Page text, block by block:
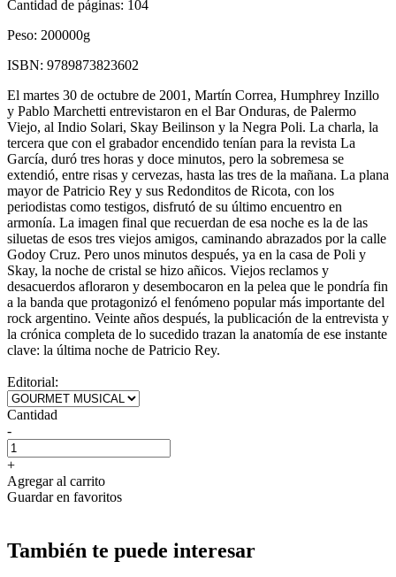
Cantidad de páginas: 104
Peso: 200000g
ISBN: 9789873823602
El martes 30 de octubre de 2001, Martín Correa, Humphrey Inzillo
y Pablo Marchetti entrevistaron en el Bar Onduras, de Palermo
Viejo, al Indio Solari, Skay Beilinson y la Negra Poli. La charla, la
tercera que con el grabador encendido tenían para la revista La
García, duró tres horas y doce minutos, pero la sobremesa se
extendió, entre risas y cervezas, hasta las tres de la mañana. La plana
mayor de Patricio Rey y sus Redonditos de Ricota, con los
periodistas como testigos, disfrutó de su último encuentro en
armonía. La imagen final que recuerdan de esa noche es la de las
siluetas de esos tres viejos amigos, caminando abrazados por la calle
Godoy Cruz. Pero unos minutos después, ya en la casa de Poli y
Skay, la noche de cristal se hizo añicos. Viejos reclamos y
desacuerdos afloraron y desembocaron en la pelea que le pondría fin
a la banda que protagonizó el fenómeno popular más importante del
rock argentino. Veinte años después, la publicación de la entrevista y
la crónica completa de lo sucedido trazan la anatomía de ese instante
clave: la última noche de Patricio Rey.
Editorial:
Cantidad
-
+
Agregar al carrito
Guardar en favoritos
También te puede interesar